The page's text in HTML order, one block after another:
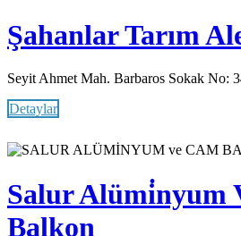
Şahanlar Tarım
Seyit Ahmet Mah. Barbaros Sokak No:
Detaylar
Salur Alümi̇nyum
Balkon